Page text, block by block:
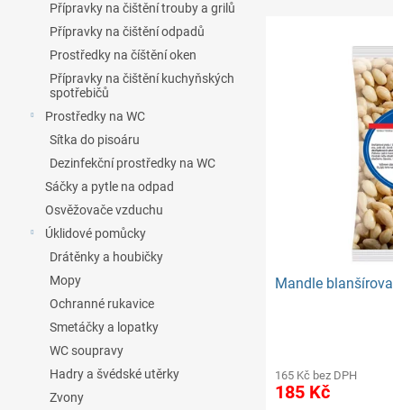
Přípravky na čištění trouby a grilů
Přípravky na čištění odpadů
Prostředky na číštění oken
Přípravky na čištění kuchyňských
spotřebičů
Prostředky na WC
Sítka do pisoáru
Dezinfekční prostředky na WC
Sáčky a pytle na odpad
Osvěžovače vzduchu
Úklidové pomůcky
Drátěnky a houbičky
Mopy
Ochranné rukavice
Smetáčky a lopatky
WC soupravy
Hadry a švédské utěrky
Zvony
Mandle
165 Kč bez DPH
185 Kč